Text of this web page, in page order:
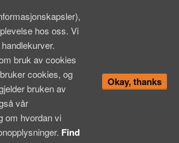
hos oss. Vi
bruk av cookies
cookies, og
bruken av
vår
om hvordan vi
Find
Okay, thanks